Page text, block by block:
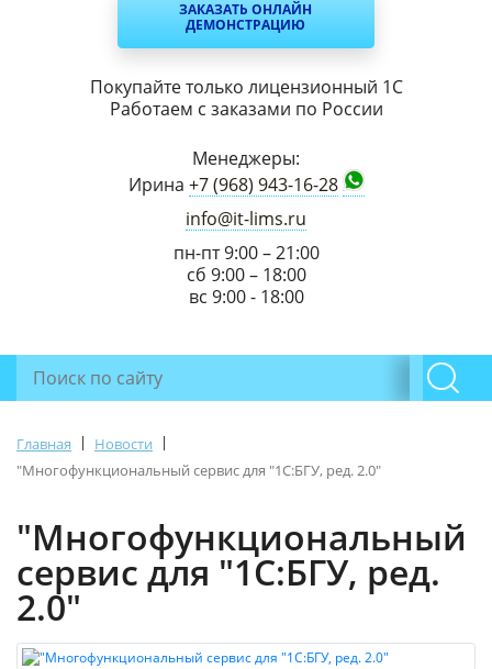
ЗАКАЗАТЬ ОНЛАЙН
ДЕМОНСТРАЦИЮ
Покупайте только лицензионный 1С
Работаем с заказами по России
Менеджеры:
Ирина +7 (968) 943-16-28
info@it-lims.ru
пн-пт 9:00 – 21:00
сб 9:00 – 18:00
вс 9:00 - 18:00
Главная | Новости
|
"Многофункциональный сервис для "1С:БГУ, ред. 2.0"
"Многофункциональный
сервис для "1С:БГУ, ред.
2.0"